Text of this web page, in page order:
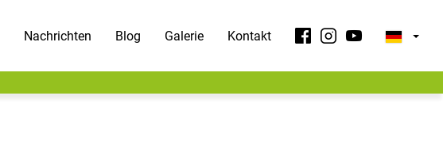
Nachrichten Blog Galerie Kontakt